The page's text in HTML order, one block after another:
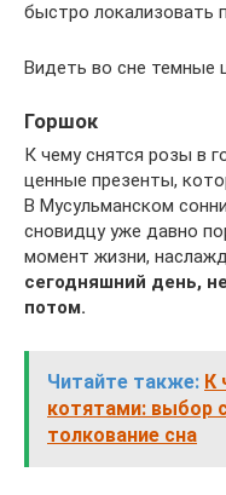
быстро локализовать
Видеть во сне темные
Горшок
К чему снятся розы в
ценные презенты,
В Мусульманском
сновидцу уже давно
момент жизни,
сегодняшний день,
потом.
Читайте также: К
котятами: выбор
толкование сна